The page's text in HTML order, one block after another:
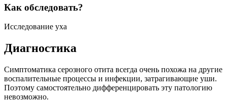
Как обследовать?
Исследование уха
Диагностика
Симптоматика серозного отита всегда очень похожа на другие
воспалительные процессы и инфекции, затрагивающие уши.
Поэтому самостоятельно дифференцировать эту патологию
невозможно.